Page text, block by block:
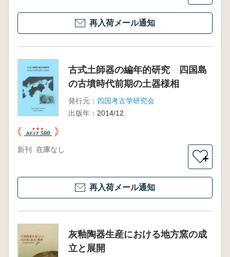
再入荷メール通知
古式土師器の編年的研究 四国島
の古墳時代前期の土器様相
発行元： 四国考古学研究会
出版年： 2014/12
新刊 在庫なし
＋
再入荷メール通知
灰釉陶器生産における地方窯の成
立と展開